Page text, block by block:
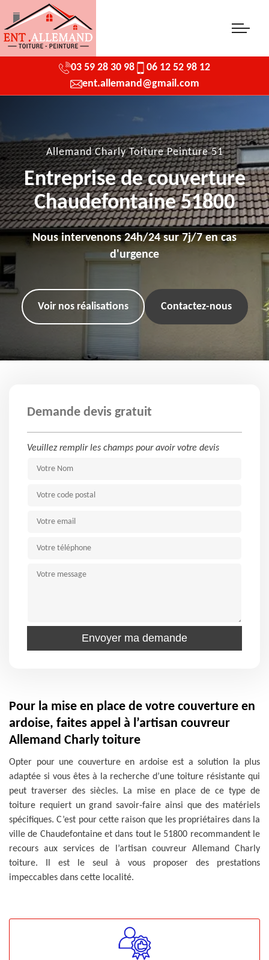
03 59 28 30 98
06 12 52 98 12
ent.allemand@gmail.com
Allemand Charly Toiture Peinture 51
Entreprise de couverture
Chaudefontaine 51800
Nous intervenons 24h/24 sur 7j/7 en cas
d'urgence
Voir nos réalisations Contactez-nous
Demande devis gratuit
Veuillez remplir les champs pour avoir votre devis
Pour la mise en place de votre couverture en
ardoise, faites appel à l’artisan couvreur
Allemand Charly toiture
Opter pour une couverture en ardoise est a solution la plus
adaptée si vous êtes à la recherche d’une toiture résistante qui
peut traverser des siècles. La mise en place de ce type de
toiture requiert un grand savoir-faire ainsi que des matériels
spécifiques. C’est pour cette raison que les propriétaires dans la
ville de Chaudefontaine et dans tout le 51800 recommandent le
recours aux services de l’artisan couvreur Allemand Charly
toiture. Il est le seul à vous proposer des prestations
impeccables dans cette localité.